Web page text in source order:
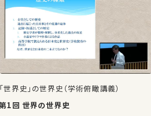
「世界史」の世界史（学術俯瞰講義）
第1回 世界の世界史